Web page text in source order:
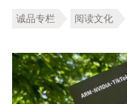
诚品专栏 阅读文化